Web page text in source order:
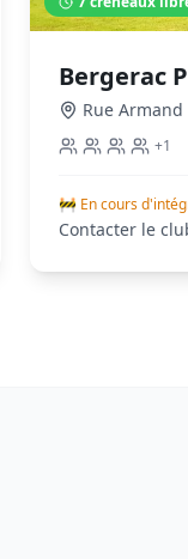
Bergerac
Rue Armand
+1
🚧 En cours
Contacter le